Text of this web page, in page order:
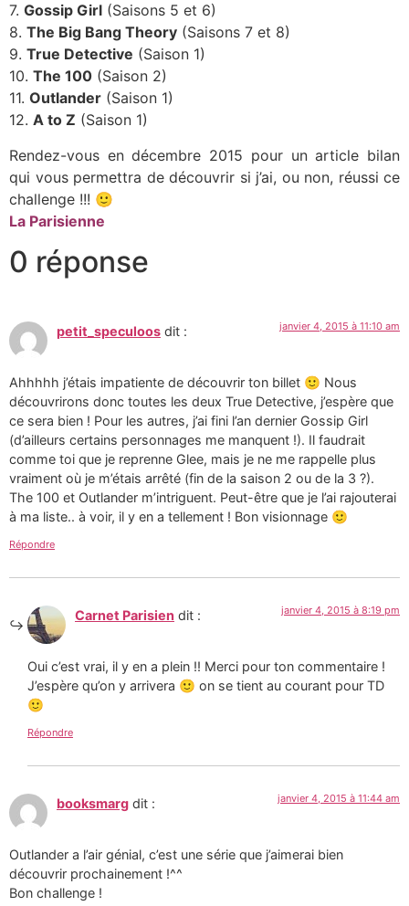
7. Gossip Girl (Saisons 5 et 6)
8. The Big Bang Theory (Saisons 7 et 8)
9. True Detective (Saison 1)
10. The 100 (Saison 2)
11. Outlander (Saison 1)
12. A to Z (Saison 1)
Rendez-vous en décembre 2015 pour un article bilan
qui vous permettra de découvrir si j’ai, ou non, réussi ce
challenge !!! 🙂
La Parisienne
0 réponse
petit_speculoos dit : janvier 4, 2015 à 11:10 am
Ahhhhh j’étais impatiente de découvrir ton billet 🙂 Nous
découvrirons donc toutes les deux True Detective, j’espère que
ce sera bien ! Pour les autres, j’ai fini l’an dernier Gossip Girl
(d’ailleurs certains personnages me manquent !). Il faudrait
comme toi que je reprenne Glee, mais je ne me rappelle plus
vraiment où je m’étais arrêté (fin de la saison 2 ou de la 3 ?).
The 100 et Outlander m’intriguent. Peut-être que je l’ai rajouterai
à ma liste.. à voir, il y en a tellement ! Bon visionnage 🙂
Répondre
Carnet Parisien dit : janvier 4, 2015 à 8:19 pm
Oui c’est vrai, il y en a plein !! Merci pour ton commentaire !
J’espère qu’on y arrivera 🙂 on se tient au courant pour TD
🙂
Répondre
booksmarg dit : janvier 4, 2015 à 11:44 am
Outlander a l’air génial, c’est une série que j’aimerai bien
découvrir prochainement !^^
Bon challenge !